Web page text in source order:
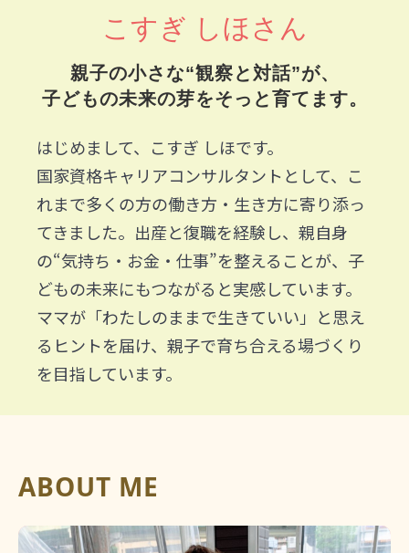
こすぎ しほさん
親子の小さな“観察と対話”が、
子どもの未来の芽をそっと育てます。
はじめまして、こすぎ しほです。
国家資格キャリアコンサルタントとして、こ
れまで多くの方の働き方・生き方に寄り添っ
てきました。出産と復職を経験し、親自身
の“気持ち・お金・仕事”を整えることが、子
どもの未来にもつながると実感しています。
ママが「わたしのままで生きていい」と思え
るヒントを届け、親子で育ち合える場づくり
を目指しています。
ABOUT ME